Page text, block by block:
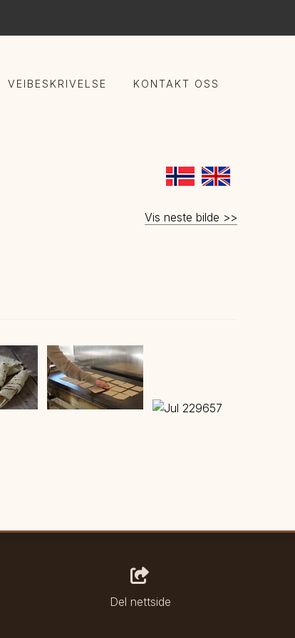
VEIBESKRIVELSE KONTAKT OSS
Vis neste bilde >>
Del nettside